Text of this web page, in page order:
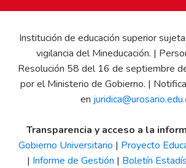
Institución de educación superior
vigilancia del Mineducación. |
Resolución 58 del 16 de septiembre
por el Ministerio de Gobierno. |
en
Transparencia y acceso a la
Gobierno Universitario | Proyecto
| Informe de Gestión | Boletín